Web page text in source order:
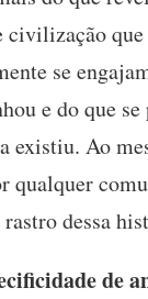
se
e do que
existiu. Ao
qualquer
dessa
de